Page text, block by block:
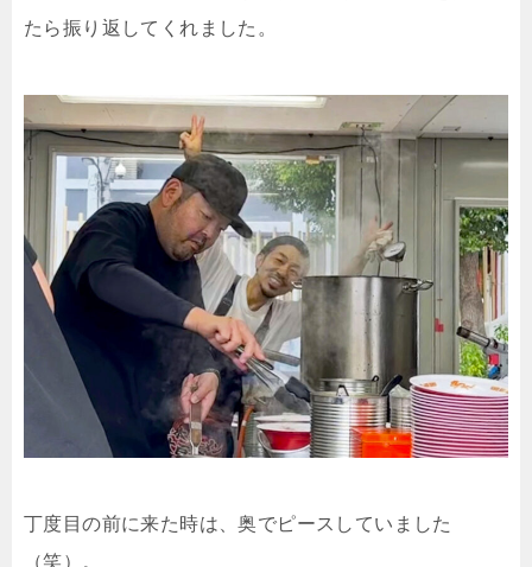
たら振り返してくれました。
丁度目の前に来た時は、奥でピースしていました
（笑）。